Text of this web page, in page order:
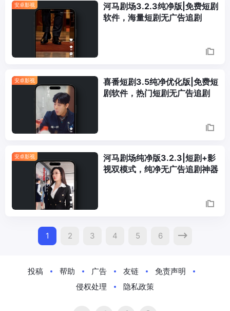
安卓影视
河马剧场3.2.3纯净版|免费短剧
软件，海量短剧无广告追剧
安卓影视
喜番短剧3.5纯净优化版|免费短
剧软件，热门短剧无广告追剧
安卓影视
河马剧场纯净版3.2.3|短剧+影
视双模式，纯净无广告追剧神器
Posts
Navigation
1 2 3 4 5 6
投稿 帮助 广告 友链
免责声明
侵权处理
隐私政策